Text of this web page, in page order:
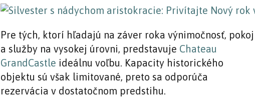
Pre tých, ktorí hľadajú na záver roka výnimočnosť, pokoj
a služby na vysokej úrovni, predstavuje Chateau
GrandCastle ideálnu voľbu. Kapacity historického
objektu sú však limitované, preto sa odporúča
rezervácia v dostatočnom predstihu.